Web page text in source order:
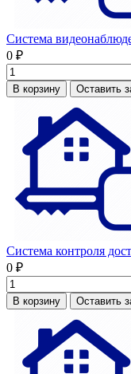
Система
0 ₽
В корзину Оставить
Система контроля
0 ₽
В корзину Оставить